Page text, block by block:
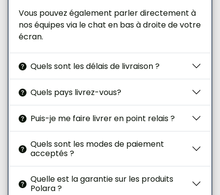
Vous pouvez également parler directement à
nos équipes via le chat en bas à droite de votre
écran.
Quels sont les délais de livraison ?
Quels pays livrez-vous?
Puis-je me faire livrer en point relais ?
Quels sont les modes de paiement
acceptés ?
Quelle est la garantie sur les produits
Polara ?